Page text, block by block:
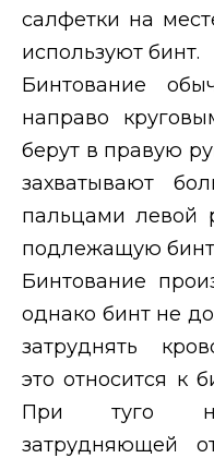
салфетки на
используют бинт.
Бинтование
направо
берут в правую
захватывают
пальцами левой
подлежащую
Бинтование
однако бинт не
затруднять
это относится к
При туго
затрудняющей